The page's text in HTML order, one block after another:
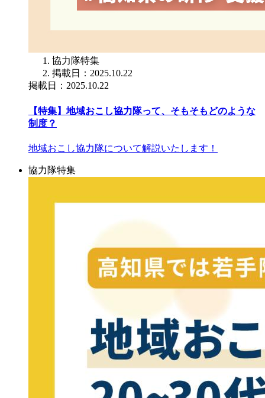
協力隊特集
掲載日：2025.10.22
掲載日：2025.10.22
【特集】地域おこし協力隊って、そもそもどのような
制度？
地域おこし協力隊について解説いたします！
協力隊特集